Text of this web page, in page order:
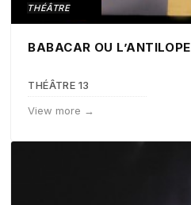
THÉÂTRE
BABACAR OU L’ANTILOPE
THÉÂTRE 13
View more →